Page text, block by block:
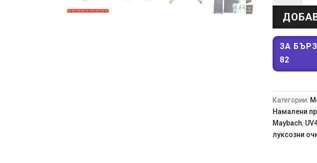
мъжки
очила
метална
сини
стъкла
ЗА
82
Категории:
Намалени
Maybach,
луксозни